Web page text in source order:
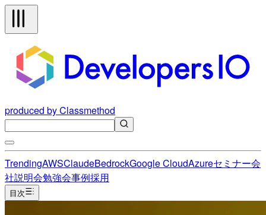
produced by Classmethod
TrendingAWSClaudeBedrockGoogle CloudAzureセミナー会
社説明会勉強会事例採用
目次